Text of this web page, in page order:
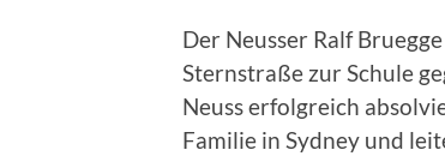
Der Neusser Ralf
Sternstraße zur Schule
Neuss erfolgreich
Familie in Sydney und